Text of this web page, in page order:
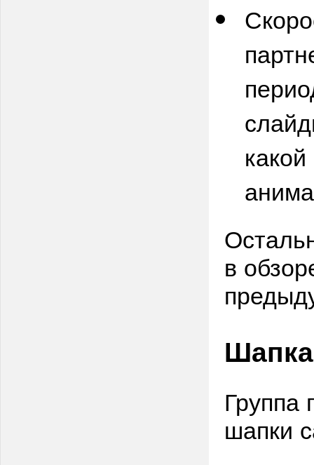
в
Шапка
Группа
шапки